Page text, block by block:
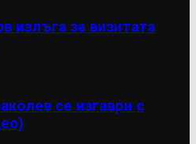
излъга за визитата
се изгаври с